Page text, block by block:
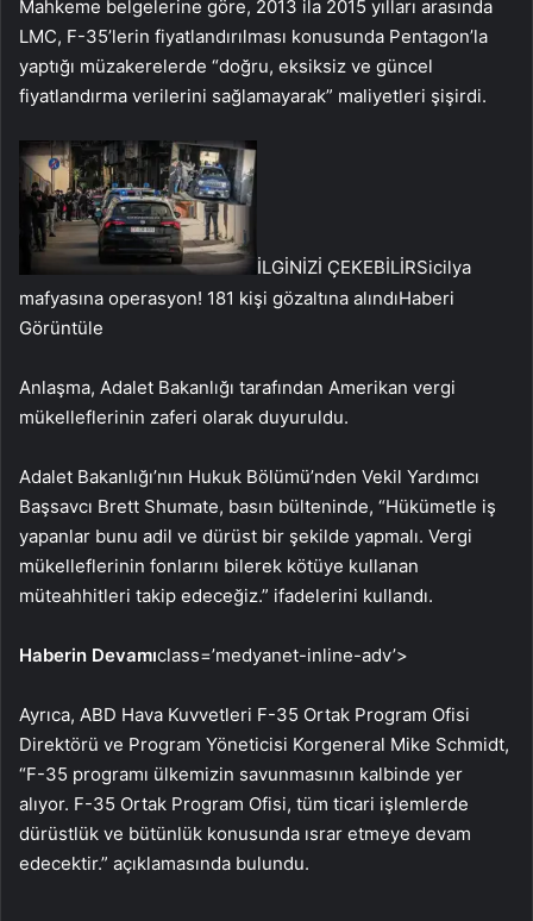
Mahkeme belgelerine göre, 2013 ila 2015 yılları arasında
LMC, F-35’lerin fiyatlandırılması konusunda Pentagon’la
yaptığı müzakerelerde “doğru, eksiksiz ve güncel
fiyatlandırma verilerini sağlamayarak” maliyetleri şişirdi.
İLGİNİZİ ÇEKEBİLİRSicilya
mafyasına operasyon! 181 kişi gözaltına alındıHaberi
Görüntüle
Anlaşma, Adalet Bakanlığı tarafından Amerikan vergi
mükelleflerinin zaferi olarak duyuruldu.
Adalet Bakanlığı’nın Hukuk Bölümü’nden Vekil Yardımcı
Başsavcı Brett Shumate, basın bülteninde, “Hükümetle iş
yapanlar bunu adil ve dürüst bir şekilde yapmalı. Vergi
mükelleflerinin fonlarını bilerek kötüye kullanan
müteahhitleri takip edeceğiz.” ifadelerini kullandı.
Haberin Devamıclass=’medyanet-inline-adv’>
Ayrıca, ABD Hava Kuvvetleri F-35 Ortak Program Ofisi
Direktörü ve Program Yöneticisi Korgeneral Mike Schmidt,
“F-35 programı ülkemizin savunmasının kalbinde yer
alıyor. F-35 Ortak Program Ofisi, tüm ticari işlemlerde
dürüstlük ve bütünlük konusunda ısrar etmeye devam
edecektir.” açıklamasında bulundu.